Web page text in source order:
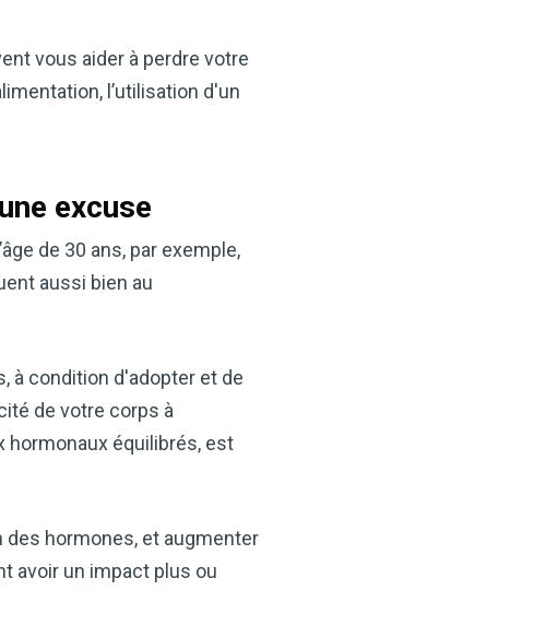
vous aider à perdre votre
l’utilisation d'un
excuse
de 30 ans, par exemple,
aussi bien au
à condition d'adopter et de
de votre corps à
hormonaux équilibrés, est
des hormones, et augmenter
avoir un impact plus ou
cidre de pomme —
dès maintenant
poids, il constitue un allié
bien-être.
de cidre de pomme
bien-être !
LE MAINTENANT